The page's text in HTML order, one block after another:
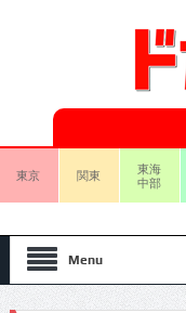
東京 関東
東海
中部
Menu